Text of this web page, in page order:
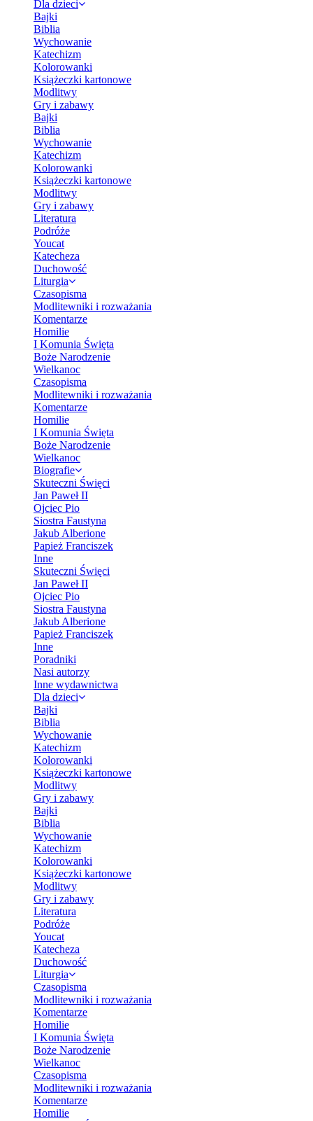
Dla dzieci
Bajki
Biblia
Wychowanie
Katechizm
Kolorowanki
Książeczki kartonowe
Modlitwy
Gry i zabawy
Bajki
Biblia
Wychowanie
Katechizm
Kolorowanki
Książeczki kartonowe
Modlitwy
Gry i zabawy
Literatura
Podróże
Youcat
Katecheza
Duchowość
Liturgia
Czasopisma
Modlitewniki i rozważania
Komentarze
Homilie
I Komunia Święta
Boże Narodzenie
Wielkanoc
Czasopisma
Modlitewniki i rozważania
Komentarze
Homilie
I Komunia Święta
Boże Narodzenie
Wielkanoc
Biografie
Skuteczni Święci
Jan Paweł II
Ojciec Pio
Siostra Faustyna
Jakub Alberione
Papież Franciszek
Inne
Skuteczni Święci
Jan Paweł II
Ojciec Pio
Siostra Faustyna
Jakub Alberione
Papież Franciszek
Inne
Poradniki
Nasi autorzy
Inne wydawnictwa
Dla dzieci
Bajki
Biblia
Wychowanie
Katechizm
Kolorowanki
Książeczki kartonowe
Modlitwy
Gry i zabawy
Bajki
Biblia
Wychowanie
Katechizm
Kolorowanki
Książeczki kartonowe
Modlitwy
Gry i zabawy
Literatura
Podróże
Youcat
Katecheza
Duchowość
Liturgia
Czasopisma
Modlitewniki i rozważania
Komentarze
Homilie
I Komunia Święta
Boże Narodzenie
Wielkanoc
Czasopisma
Modlitewniki i rozważania
Komentarze
Homilie